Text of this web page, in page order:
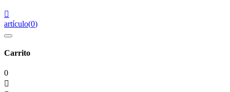

artículo(0)
Carrito
0
